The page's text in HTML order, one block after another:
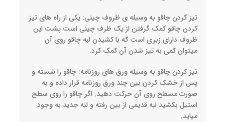
تیز کردن چاقو به وسیله ی ظروف چینی: یکی از راه های تیز
کردن چاقو کمک گرفتن از یک ظرف چینی است پشت این
ظروف دارای زبری است که با کشیدن لبه چاقو روی آن
میتوان کمی به تیز شدن آن کمک کرد.
تیز کردن چاقو به وسیله ورق های روزنامه: چاقو را شسته و
پس از خشک کردن بین چند ورق روزنامه قرار داده و به
صورت مسطح روی آن حرکت دهید. اگر چاقو را روی سطح
استیل بکشید لبه قدیمی از بین رفته و لبه جدید به وجود
میاید.